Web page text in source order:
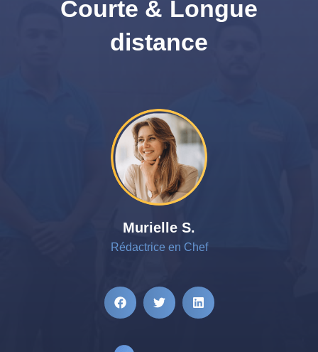
Courte & Longue
distance
Murielle S.
Rédactrice en Chef